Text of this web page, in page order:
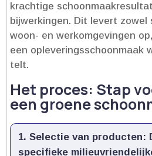
krachtige
bijwerkingen.​ Dit levert zowel
woon- en werkomgevingen
een opleveringsschoonmaak
telt.​
Het proces: Stap
een groene
Selectie van producten:
specifieke